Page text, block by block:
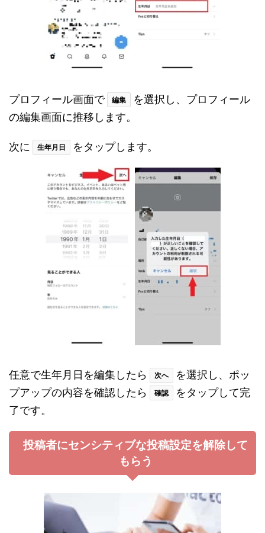
プロフィール画面で 編集
を選択し、プロフィール
の編集画面に推移します。
次に 生年月日 をタップします。
任意で生年月日を編集したら 次へ
を選択し、ポッ
プアップの内容を確認したら
確認
をタップして完
了です。
投稿者にセンシティブな投稿設定を解除して
もらう